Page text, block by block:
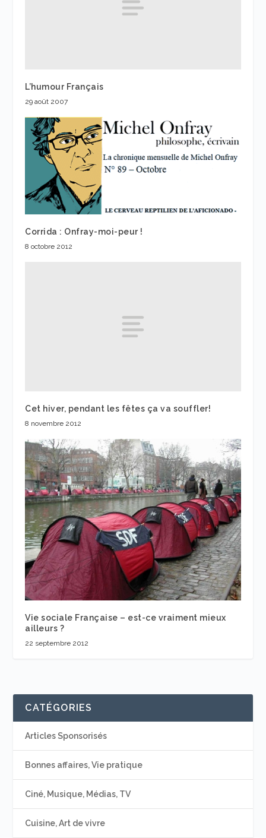
L’humour Français
29 août 2007
Corrida : Onfray-moi-peur !
8 octobre 2012
Cet hiver, pendant les fêtes ça va souffler!
8 novembre 2012
Vie sociale Française – est-ce vraiment mieux
ailleurs ?
22 septembre 2012
CATÉGORIES
Articles Sponsorisés
Bonnes affaires, Vie pratique
Ciné, Musique, Médias, TV
Cuisine, Art de vivre